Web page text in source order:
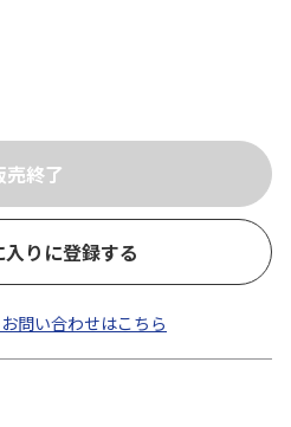
入りに登録する
問い合わせはこちら